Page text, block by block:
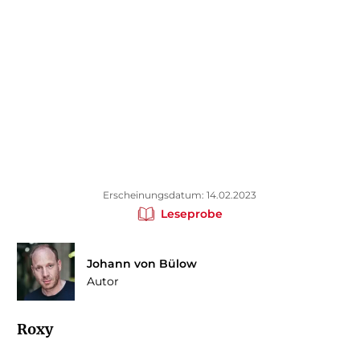
Erscheinungsdatum: 14.02.2023
Leseprobe
Johann von Bülow
Autor
Roxy